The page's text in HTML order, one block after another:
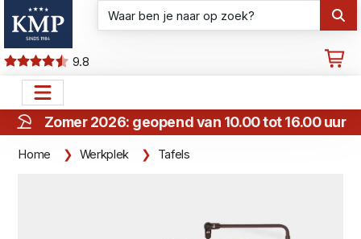
9.8
Zomer 2026: geopend van 10.00 tot 16.00 uur
Home Werkplek Tafels